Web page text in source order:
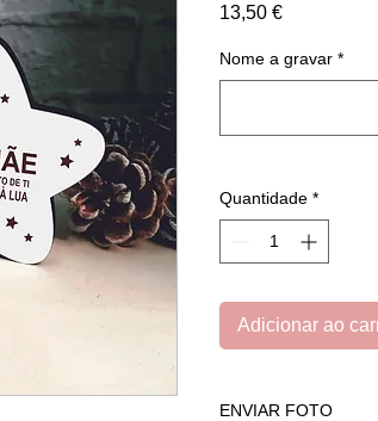
13,50 €Preço
Nome a gravar *
Quantidade *
Adicionar ao
ENVIAR FOTO